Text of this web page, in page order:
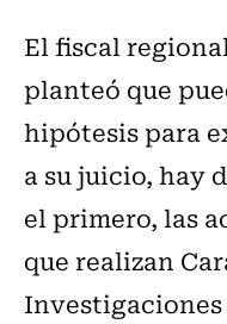
El fiscal
planteó que
hipótesis para
a su juicio, hay
el primero, las
que realizan